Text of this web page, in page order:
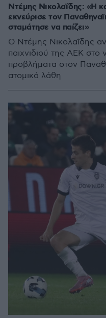
Ντέμης Νικολαΐδης: «Η
εκνεύρισε τον
σταμάτησε να παίζει»
Ο Ντέμης Νικολαΐδης
παιχνιδιού της ΑΕΚ στο
προβλήματα στον
ατομικά λάθη